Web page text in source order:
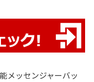
メッセンジャーバッ